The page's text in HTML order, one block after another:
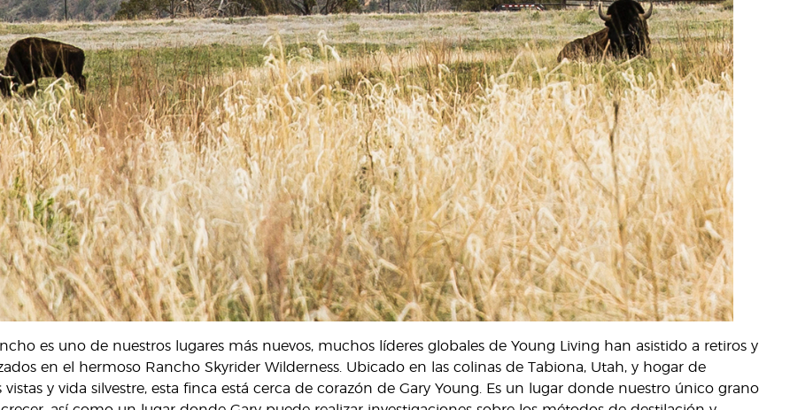
es uno de nuestros lugares más nuevos, muchos líderes globales de Young Living han asistido a retiros y
en el hermoso Rancho Skyrider Wilderness. Ubicado en las colinas de Tabiona, Utah, y hogar de
y vida silvestre, esta finca está cerca de corazón de Gary Young. Es un lugar donde nuestro único grano